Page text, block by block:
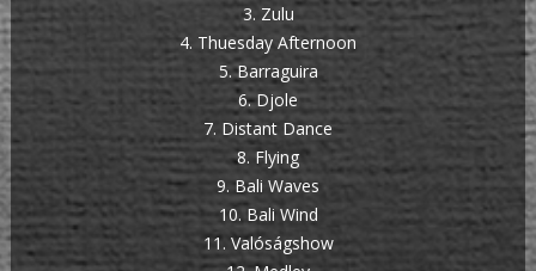
3. Zulu
4. Thuesday Afternoon
5. Barraguira
6. Djole
7. Distant Dance
8. Flying
9. Bali Waves
10. Bali Wind
11. Valóságshow